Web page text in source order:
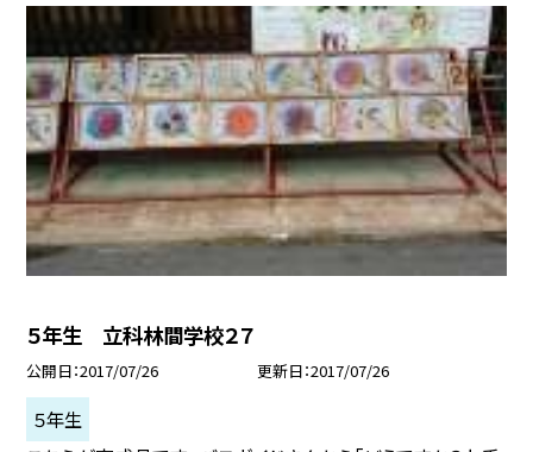
５年生 立科林間学校２７
公開日 2017/07/26 更新日 2017/07/26
５年生